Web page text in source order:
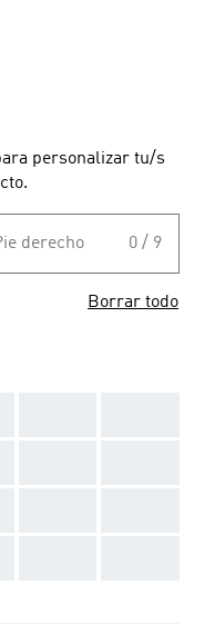
personalizar tu/s
derecho 0 / 9
Borrar todo